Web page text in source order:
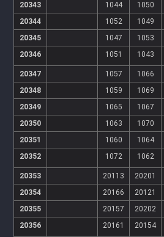
20343
1044 1050
20344
1052 1049
20345
1047 1053
20346
1051 1043
20347 1057
1066
20348
1059
1069
20349
1065 1067
20350
1063 1070
20351
1060 1064
20352
1072 1062
20353 20113 20201
20354
20166 20121
20355
20157 20202
20356
20161 20154